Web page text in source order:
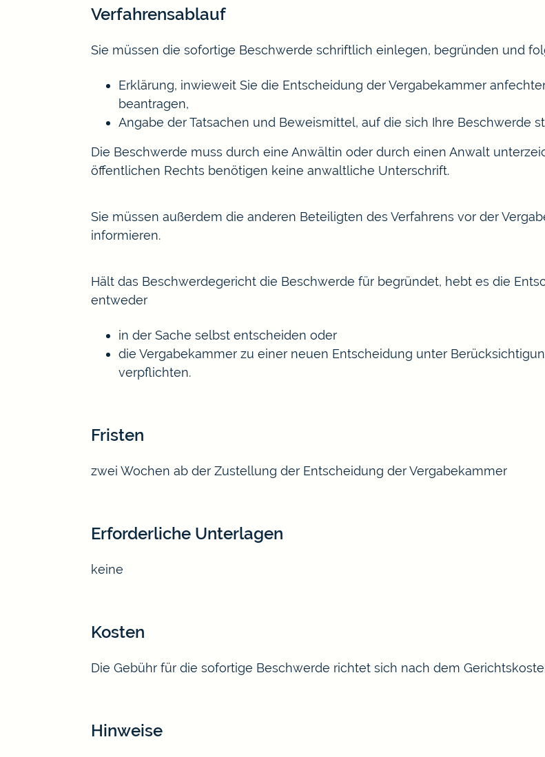
Verfahrensablauf
Sie müssen die sofortige Beschwerde schriftlich einlegen, begründen und
Erklärung, inwieweit Sie die Entscheidung der Vergabekammer
beantragen,
Angabe der Tatsachen und Beweismittel, auf die sich Ihre Beschwerde
Die Beschwerde muss durch eine Anwältin oder durch einen Anwalt
öffentlichen Rechts benötigen keine anwaltliche Unterschrift.
Sie müssen außerdem die anderen Beteiligten des Verfahrens vor der
informieren.
Hält das Beschwerdegericht die Beschwerde für begründet, hebt es die
entweder
in der Sache selbst entscheiden oder
die Vergabekammer zu einer neuen Entscheidung unter
verpflichten.
Fristen
zwei Wochen ab der Zustellung der Entscheidung der Vergabekammer
Erforderliche Unterlagen
keine
Kosten
Die Gebühr für die sofortige Beschwerde richtet sich nach dem
Hinweise